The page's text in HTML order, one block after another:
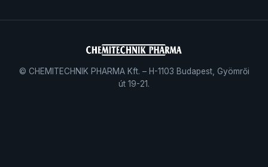
© CHEMITECHNIK PHARMA Kft. – H-1103 Budapest, Gyömrői
út 19-21.